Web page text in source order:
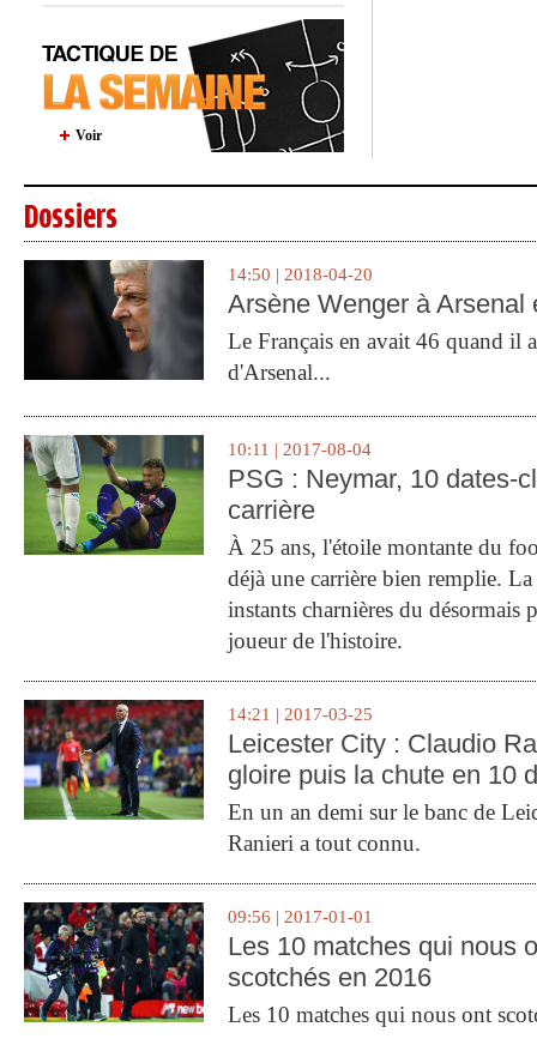
Voir
Dossiers
14:50 | 2018-04-20
Arsène Wenger à Arsenal
Le Français en avait 46 quand il
d'Arsenal...
10:11 | 2017-08-04
PSG : Neymar, 10 dates-
carrière
À 25 ans, l'étoile montante du
déjà une carrière bien remplie.
instants charnières du désormais
joueur de l'histoire.
14:21 | 2017-03-25
Leicester City : Claudio
gloire puis la chute en 10
En un an demi sur le banc de
Ranieri a tout connu.
09:56 | 2017-01-01
Les 10 matches qui nous
scotchés en 2016
Les 10 matches qui nous ont